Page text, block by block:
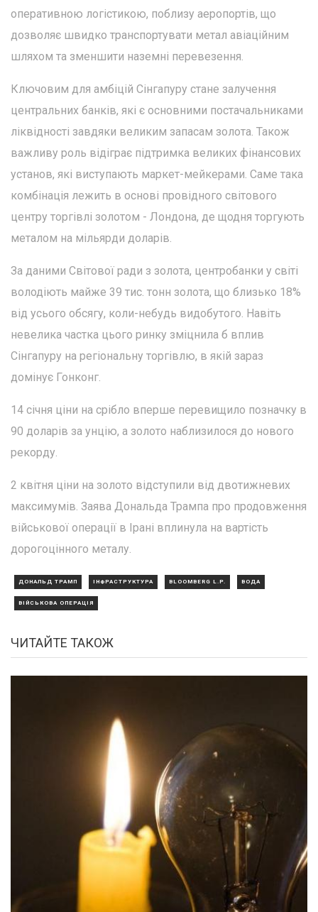
оперативною логістикою, поблизу аеропортів, що
дозволяє швидко транспортувати метал авіаційним
шляхом та зменшити наземні перевезення.
Ключовим для амбіцій Сінгапуру стане залучення
центральних банків, які є основними постачальниками
ліквідності завдяки великим запасам золота. Також
важливу роль відіграє підтримка великих фінансових
установ, які виступають маркет-мейкерами. Саме така
комбінація лежить в основі провідного світового
центру торгівлі золотом - Лондона, де щодня торгують
металом на мільярди доларів.
За даними Світової ради з золота, центробанки у світі
володіють майже 39 тис. тонн золота, що близько 18%
від усього обсягу, коли-небудь видобутого. Навіть
невелика частка цього ринку зміцнила б вплив
Сінгапуру на регіональну торгівлю, в якій зараз
домінує Гонконг.
14 січня ціни на срібло вперше перевищило позначку в
90 доларів за унцію, а золото наблизилося до нового
рекорду.
2 квітня ціни на золото відступили від двотижневих
максимумів. Заява Дональда Трампа про продовження
військової операції в Ірані вплинула на вартість
дорогоцінного металу.
ДОНАЛЬД ТРАМП ІНФРАСТРУКТУРА BLOOMBERG L.P. ВОДА
ВІЙСЬКОВА ОПЕРАЦІЯ
ЧИТАЙТЕ ТАКОЖ